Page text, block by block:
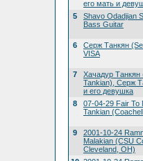
его мать и
5
Shavo Odadjian
Bass Guitar
6
Серж Танкян
VISA
7
Хачадур Танкян
Tankian), Серж
и его девушка
8
07-04-29 Fair To
Tankian
9
2001-10-24
Malakian (CSU
Cleveland, OH)